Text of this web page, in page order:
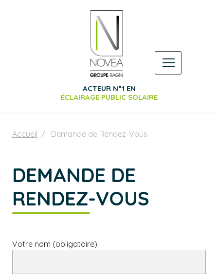
ACTEUR N°1 EN
ÉCLAIRAGE PUBLIC SOLAIRE
Accueil Demande de Rendez-Vous
DEMANDE DE
RENDEZ-VOUS
Votre nom (obligatoire)